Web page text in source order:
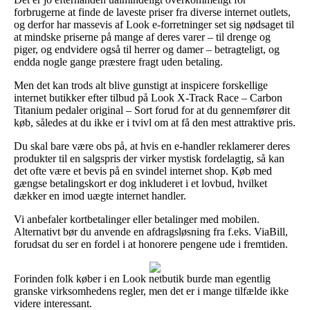
forbrugerne at finde de laveste priser fra diverse internet outlets,
og derfor har massevis af Look e-forretninger set sig nødsaget til
at mindske priserne på mange af deres varer – til drenge og
piger, og endvidere også til herrer og damer – betragteligt, og
endda nogle gange præstere fragt uden betaling.
Men det kan trods alt blive gunstigt at inspicere forskellige
internet butikker efter tilbud på Look X-Track Race – Carbon
Titanium pedaler original – Sort forud for at du gennemfører dit
køb, således at du ikke er i tvivl om at få den mest attraktive pris.
Du skal bare være obs på, at hvis en e-handler reklamerer deres
produkter til en salgspris der virker mystisk fordelagtig, så kan
det ofte være et bevis på en svindel internet shop. Køb med
gængse betalingskort er dog inkluderet i et lovbud, hvilket
dækker en imod uægte internet handler.
Vi anbefaler kortbetalinger eller betalinger med mobilen.
Alternativt bør du anvende en afdragsløsning fra f.eks. ViaBill,
forudsat du ser en fordel i at honorere pengene ude i fremtiden.
Forinden folk køber i en Look netbutik burde man egentlig
granske virksomhedens regler, men det er i mange tilfælde ikke
videre interessant.